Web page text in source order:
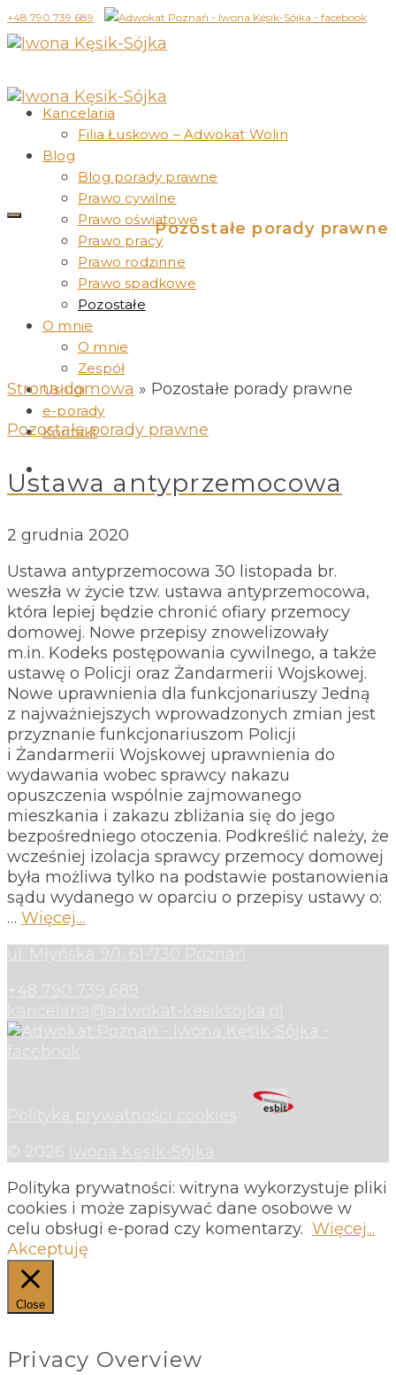
+48 790 739 689
Kancelaria
Filia Łuskowo – Adwokat Wolin
Blog
Blog porady prawne
Prawo cywilne
Prawo oświatowe
Prawo pracy
Prawo rodzinne
Prawo spadkowe
Pozostałe
O mnie
O mnie
Zespół
Usługi
e-porady
Kontakt
Pozostałe porady prawne
Strona domowa » Pozostałe porady prawne
Pozostałe porady prawne
Ustawa antyprzemocowa
2 grudnia 2020
Ustawa antyprzemocowa 30 listopada br.
weszła w życie tzw. ustawa antyprzemocowa,
która lepiej będzie chronić ofiary przemocy
domowej. Nowe przepisy znowelizowały
m.in. Kodeks postępowania cywilnego, a także
ustawę o Policji oraz Żandarmerii Wojskowej.
Nowe uprawnienia dla funkcjonariuszy Jedną
z najważniejszych wprowadzonych zmian jest
przyznanie funkcjonariuszom Policji
i Żandarmerii Wojskowej uprawnienia do
wydawania wobec sprawcy nakazu
opuszczenia wspólnie zajmowanego
mieszkania i zakazu zbliżania się do jego
bezpośredniego otoczenia. Podkreślić należy, że
wcześniej izolacja sprawcy przemocy domowej
była możliwa tylko na podstawie postanowienia
sądu wydanego w oparciu o przepisy ustawy o:
… Więcej…
Polityka prywatności: witryna wykorzystuje pliki
cookies i może zapisywać dane osobowe w
celu obsługi e-porad czy komentarzy. Więcej...
Akceptuję
Close
Privacy Overview